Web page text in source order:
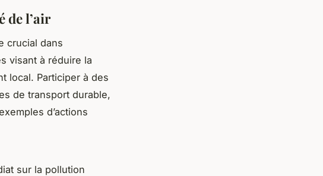
de l’air
crucial dans
visant à réduire la
local. Participer à des
de transport durable,
d’actions
sur la pollution